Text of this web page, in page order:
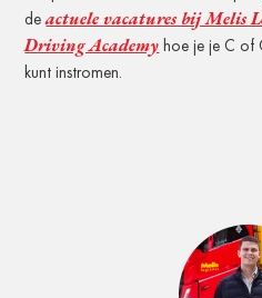
deactuele vacatures bij Melis
Driving Academy hoe je je C of
kunt instromen.